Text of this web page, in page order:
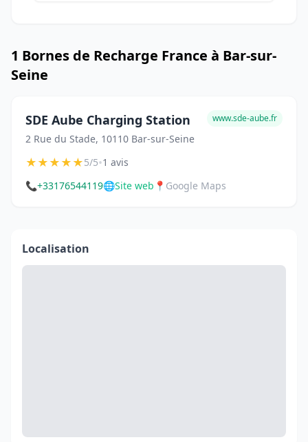
1 Bornes de Recharge France à Bar-sur-
Seine
SDE Aube Charging Station
2 Rue du Stade, 10110 Bar-sur-Seine
www.sde-aube.fr
★★★★★5/5•1 avis
📞+33176544119🌐Site web 📍 Google Maps
Localisation